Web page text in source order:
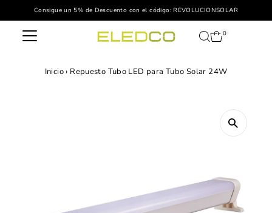
Ir directamente al contenido
Consigue un 5% de Descuento con el código: REVOLUCIONSOLAR
0
Inicio› Repuesto Tubo LED para Tubo Solar 24W